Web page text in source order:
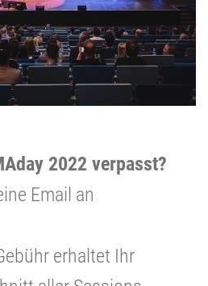
2022 verpasst?
Email an
erhaltet Ihr